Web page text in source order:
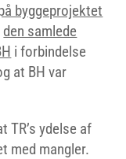
byggeprojektet
den samlede
i forbindelse
at BH var
TR’s ydelse af
med mangler.